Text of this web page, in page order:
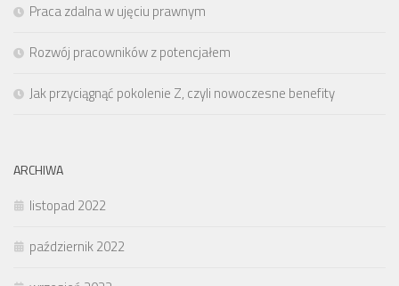
Praca zdalna w ujęciu prawnym
Rozwój pracowników z potencjałem
Jak przyciągnąć pokolenie Z, czyli nowoczesne benefity
ARCHIWA
listopad 2022
październik 2022